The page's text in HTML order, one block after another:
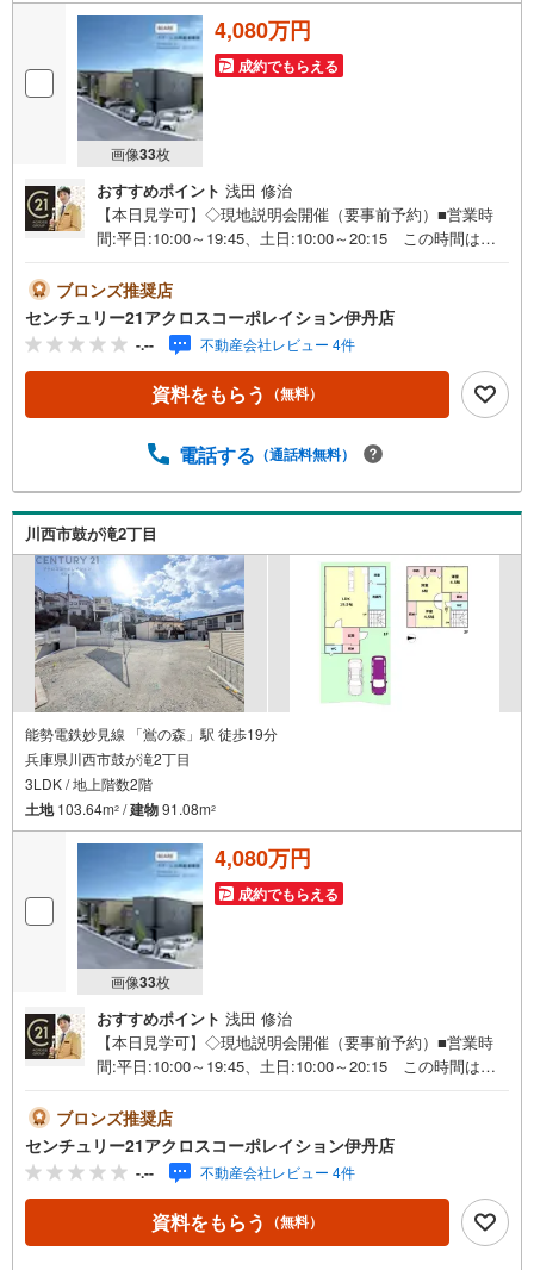
画像33枚
4,080万円
成約でもらえる
おすすめポイント 浅田 修治
【本日見学可】◇現地説明会開催（要事前予約）■営業時
間:平日:10:00～19:45、土日:10:00～20:15 この時間はお
が約100平米以上あり、ゆとりある2階建てのマイホーム建
築が可能。＝＝＝＝＝センチュリー21アクロスグループの3
つの特徴＝＝＝＝＝＝■センチュリー21グループで28年連
続No.1（1997年～2024年兵庫地区仲介実績） 西宮・尼
崎・伊丹・宝塚にて8店舗展開中。阪神間での購入や売却は
当店にお任せ下さい■お客様駐車場、キッズスペースがござ
しも大歓迎です。 お子様連れでもご安心ください。■取り
台の新築戸建や、1000万円台の中古マンションを始め多数
物件を取り扱っています。Yahoo！不動産に掲載しきれな
い物件もご紹介できます。お気軽にお問合せください。弊
社ホームページへは「C21アクロス」で検索！
ブロンズ推奨店
センチュリー21アクロスコーポレイション伊丹店
-.-- 不動産会社レビュー 4件
資料をもらう （無料）
電話する （通話料無料）
川西市鼓が滝2丁目
能勢電鉄妙見線 「鴬の森」駅 徒歩19分
兵庫県川西市鼓が滝2丁目
3LDK / 地上階数2階
土地103.64m2 /建物91.08m2
画像33枚
4,080万円
成約でもらえる
おすすめポイント 浅田 修治
【本日見学可】◇現地説明会開催（要事前予約）■営業時
間:平日:10:00～19:45、土日:10:00～20:15 この時間はお
が約100平米以上あり、ゆとりある2階建てのマイホーム建
築が可能。＝＝＝＝＝センチュリー21アクロスグループの3
つの特徴＝＝＝＝＝＝■センチュリー21グループで28年連
続No.1（1997年～2024年兵庫地区仲介実績） 西宮・尼
崎・伊丹・宝塚にて8店舗展開中。阪神間での購入や売却は
当店にお任せ下さい■お客様駐車場、キッズスペースがござ
ブロンズ推奨店
センチュリー21アクロスコーポレイション伊丹店
-.-- 不動産会社レビュー 4件
資料をもらう （無料）